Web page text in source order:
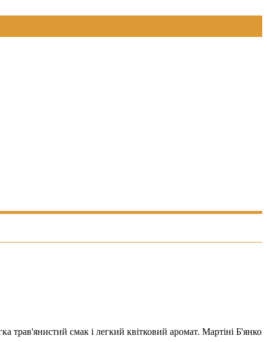
трав'янистий смак і легкий квітковий аромат. Мартіні Б'янко